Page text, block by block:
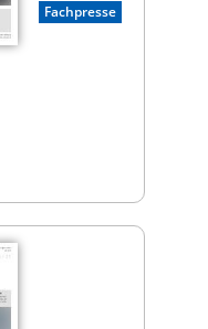
Fachpresse